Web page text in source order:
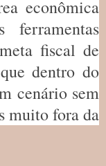
econômica
fiscal de
dentro do
cenário sem
muito fora da